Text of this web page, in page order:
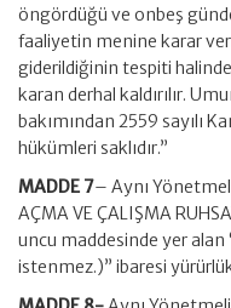
öngördüğü ve onbeş
faaliyetin menine karar
giderildiğinin tespiti
karan derhal kaldırılır.
bakımından 2559 sayılı
hükümleri saklıdır.”
MADDE 7– Aynı
AÇMA VE ÇALIŞMA
uncu maddesinde yer alan
istenmez.)” ibaresi